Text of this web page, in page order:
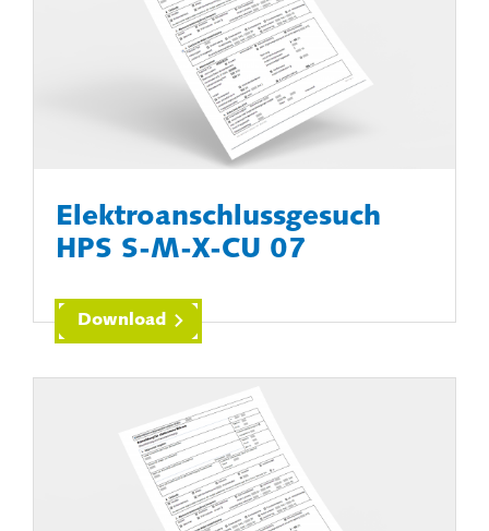
Elektroanschlussgesuch
HPS S-M-X-CU 07
Download